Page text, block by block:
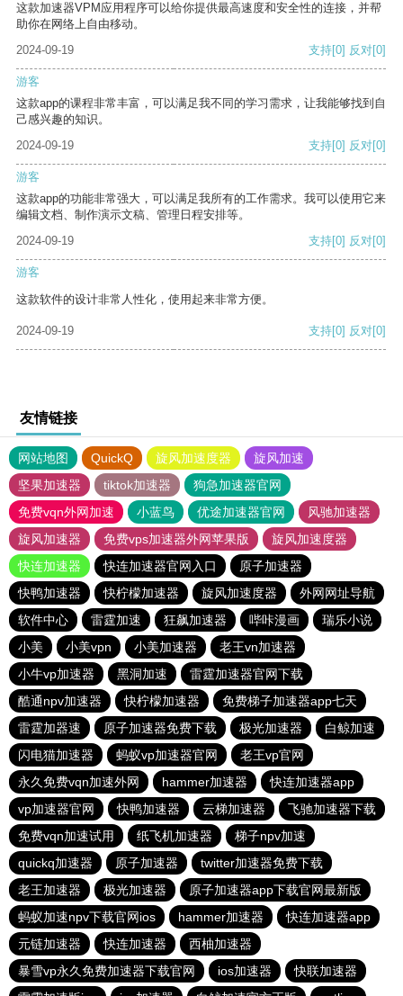
这款加速器VPM应用程序可以给你提供最高速度和安全性的连接，并帮
助你在网络上自由移动。
2024-09-19
支持[0] 反对[0]
游客
这款app的课程非常丰富，可以满足我不同的学习需求，让我能够找到自
己感兴趣的知识。
2024-09-19
支持[0] 反对[0]
游客
这款app的功能非常强大，可以满足我所有的工作需求。我可以使用它来
编辑文档、制作演示文稿、管理日程安排等。
2024-09-19
支持[0] 反对[0]
游客
这款软件的设计非常人性化，使用起来非常方便。
2024-09-19 支持[0] 反对[0]
友情链接
网站地图 QuickQ 旋风加速度器
旋风加速
坚果加速器
tiktok加速器
狗急加速器官网
免费vqn外网加速
小蓝鸟 优途加速器官网
风驰加速器
旋风加速器
免费vps加速器外网苹果版
旋风加速度器
快连加速器
快连加速器官网入口
原子加速器
快鸭加速器
快柠檬加速器 旋风加速度器
外网网址导航
软件中心
雷霆加速 狂飙加速器 哔咔漫画
瑞乐小说
小美
小美vpn 小美加速器
老王vn加速器
小牛vp加速器
黑洞加速
雷霆加速器官网下载
酷通npv加速器
快柠檬加速器
免费梯子加速器app七天
雷霆加器速
原子加速器免费下载 极光加速器
白鲸加速
闪电猫加速器
蚂蚁vp加速器官网
老王vp官网
永久免费vqn加速外网
hammer加速器
快连加速器app
vp加速器官网
快鸭加速器 云梯加速器
飞驰加速器下载
免费vqn加速试用
纸飞机加速器
梯子npv加速
quickq加速器
原子加速器
twitter加速器免费下载
老王加速器
极光加速器
原子加速器app下载官网最新版
蚂蚁加速npv下载官网ios
hammer加速器
快连加速器app
元链加速器
快连加速器
西柚加速器
暴雪vp永久免费加速器下载官网
ios加速器
快联加速器